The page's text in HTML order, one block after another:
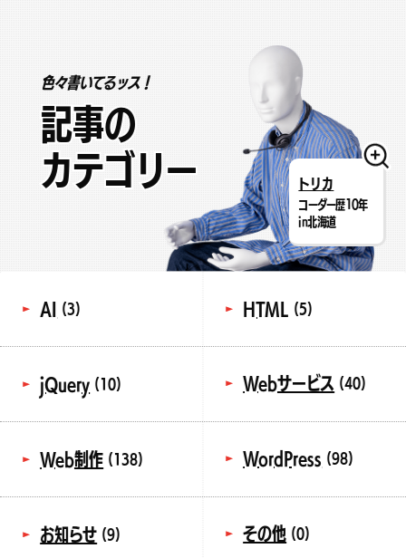
色々書いてるッス！
記事の
カテゴリー トリカ
コーダー歴10年
in北海道
AI (3) HTML (5)
jQuery (10) Webサービス (40)
Web制作 (138) WordPress (98)
お知らせ (9) その他 (0)